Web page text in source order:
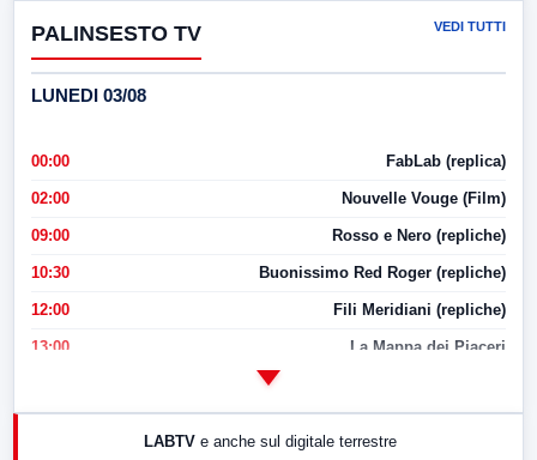
PALINSESTO TV VEDI TUTTI
LUNEDI 03/08
00:00 FabLab (replica)
02:00 Nouvelle Vouge (Film)
09:00 Rosso e Nero (repliche)
10:30 Buonissimo Red Roger (repliche)
12:00 Fili Meridiani (repliche)
13:00 La Mappa dei Piaceri
LABTV e anche sul digitale terrestre